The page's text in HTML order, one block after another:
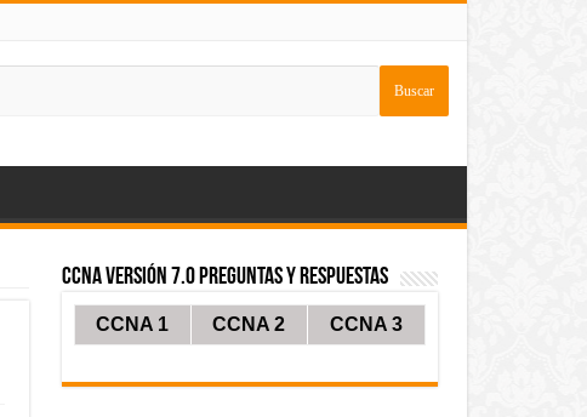
CCNA Versión 7.0 Preguntas y Respuestas
CCNA 1 CCNA 2 CCNA 3